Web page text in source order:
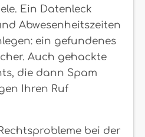
Ein Datenleck
Abwesenheitszeiten
ein gefundenes
Auch gehackte
die dann Spam
Ihren Ruf
bei der